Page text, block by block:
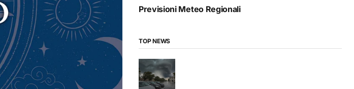
Previsioni Meteo Regionali
TOP NEWS